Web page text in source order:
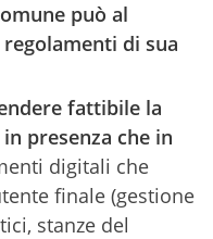
può al
di sua
fattibile la
presenza che in
digitali che
finale (gestione
stanze del